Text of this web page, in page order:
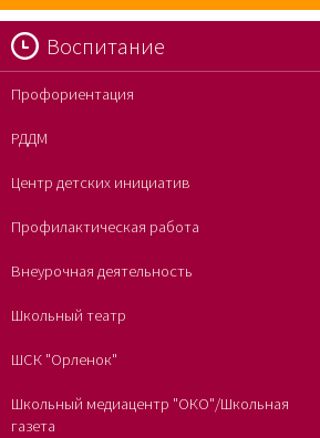
Воспитание
Профориентация
РДДМ
Центр детских инициатив
Профилактическая работа
Внеурочная деятельность
Школьный театр
ШСК "Орленок"
Школьный медиацентр "ОКО"/Школьная
газета